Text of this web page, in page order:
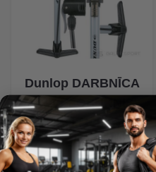
Dunlop DARBNĪCA
UN VELOSŪKNIS
174psi (12bar) -
PELĒKS